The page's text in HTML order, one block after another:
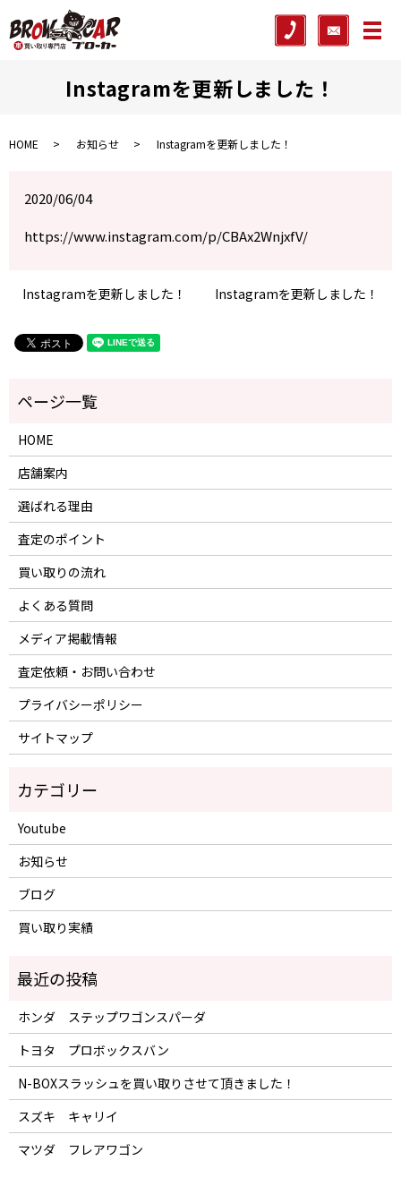
メ
Instagramを更新しました！
HOME お知らせ Instagramを更新しました！
2020/06/04
https://www.instagram.com/p/CBAx2WnjxfV/
Instagramを更新しました！ Instagramを更新しました！
HOME
店舗案内
選ばれる理由
査定のポイント
買い取りの流れ
よくある質問
メディア掲載情報
査定依頼・お問い合わせ
プライバシーポリシー
サイトマップ
Youtube
お知らせ
ブログ
買い取り実績
ホンダ ステップワゴンスパーダ
トヨタ プロボックスバン
N-BOXスラッシュを買い取りさせて頂きました！
スズキ キャリイ
マツダ フレアワゴン